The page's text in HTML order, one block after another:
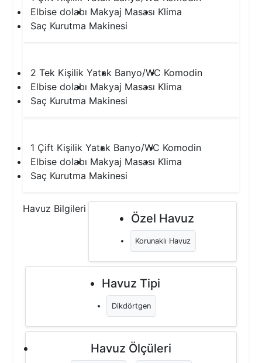
Elbise dolabı Makyaj Masası Klima
Saç Kurutma Makinesi
2 Tek Kişilik Yatak Banyo/WC Komodin
Elbise dolabı Makyaj Masası Klima
Saç Kurutma Makinesi
1 Çift Kişilik Yatak Banyo/WC Komodin
Elbise dolabı Makyaj Masası Klima
Saç Kurutma Makinesi
Havuz Bilgileri
Özel Havuz
Korunaklı Havuz
Havuz Tipi
Dikdörtgen
Havuz Ölçüleri